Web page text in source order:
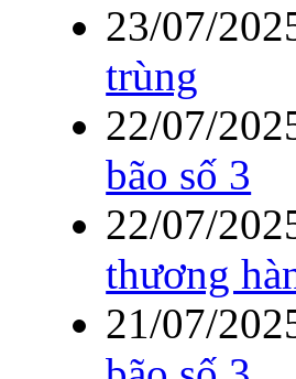
23/07/
trùng
22/07/
bão số 3
22/07/
thương
21/07/